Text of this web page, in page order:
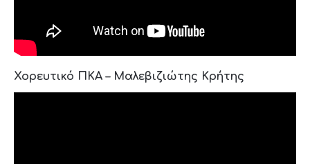
Χορευτικό ΠΚΑ – Μαλεβιζιώτης Κρήτης